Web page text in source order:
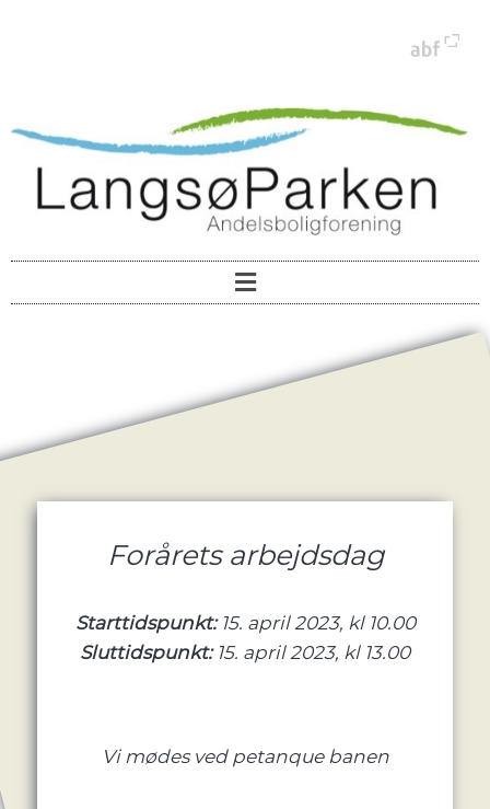
Forårets arbejdsdag
Starttidspunkt: 15. april 2023, kl 10.00
Sluttidspunkt: 15. april 2023, kl 13.00
Vi mødes ved petanque banen